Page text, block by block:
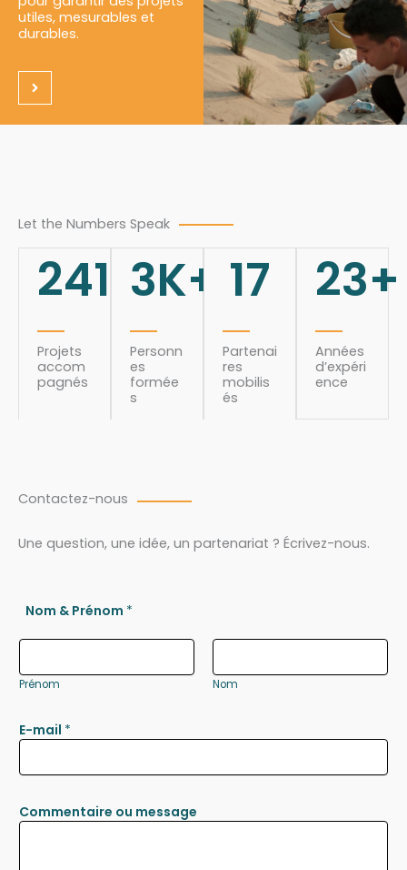
Let the Numbers Speak
utiles, mesurables et
durables.
241
Projets
accom
pagnés
3K+
Personn
es
formée
s
17
Partenai
res
mobilis
és
23+
Années
d’expéri
ence
Contactez-nous
Une question, une idée, un partenariat ? Écrivez-nous.
Nom & Prénom *
Prénom Nom
E-mail *
Commentaire ou message